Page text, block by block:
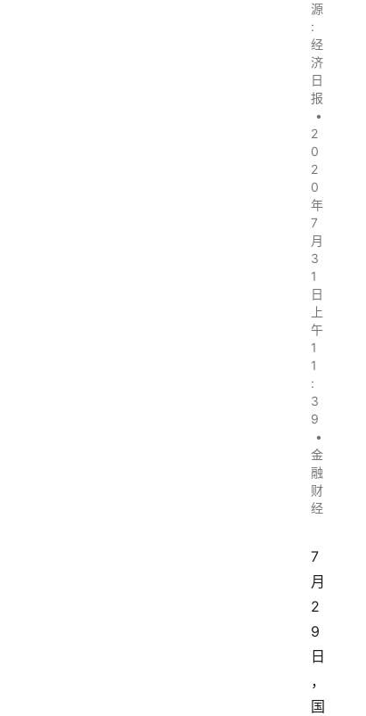
源
:
经
济
日
报
•
2
0
2
0
年
7
月
3
1
日
上
午
1
1
:
3
9
•
金
融
财
经
7
月
2
9
日
，
国